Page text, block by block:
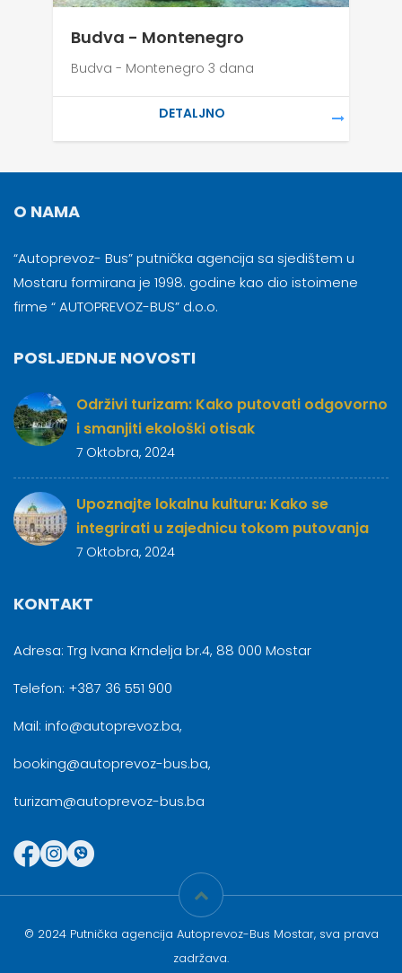
Budva - Montenegro
Budva - Montenegro 3 dana
O NAMA
“Autoprevoz- Bus” putnička agencija sa sjedištem u
Mostaru formirana je 1998. godine kao dio istoimene
firme “ AUTOPREVOZ-BUS” d.o.o.
POSLJEDNJE NOVOSTI
Održivi turizam: Kako putovati odgovorno
i smanjiti ekološki otisak
7 Oktobra, 2024
Upoznajte lokalnu kulturu: Kako se
integrirati u zajednicu tokom putovanja
7 Oktobra, 2024
KONTAKT
Adresa: Trg Ivana Krndelja br.4, 88 000 Mostar
Telefon: +387 36 551 900
Mail: info@autoprevoz.ba,
booking@autoprevoz-bus.ba,
turizam@autoprevoz-bus.ba
© 2024 Putnička agencija Autoprevoz-Bus Mostar, sva prava
zadržava.